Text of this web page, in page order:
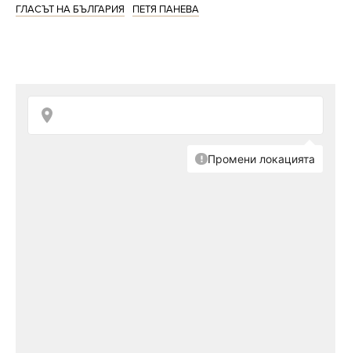
ГЛАСЪТ НА БЪЛГАРИЯ ПЕТЯ ПАНЕВА